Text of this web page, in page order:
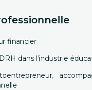
financier
dans l'industrie